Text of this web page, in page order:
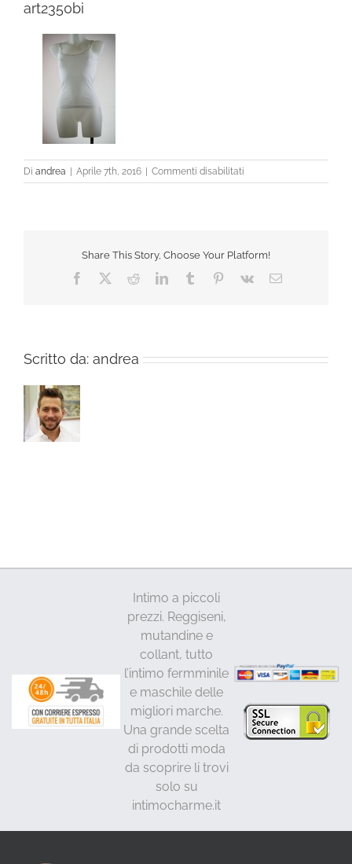
art2350bi
Di andrea Aprile 7th, 2016 Commenti disabilitati
art2350bi
Share This Story, Choose Your Platform!
Facebook RedditLinkedInTumblr Pinterest
Vk Email
Scritto da: andrea
Intimo a piccoli
prezzi. Reggiseni,
mutandine e
collant, tutto
l’intimo fermminile
e maschile delle
migliori marche.
Una grande scelta
di prodotti moda
da scoprire li trovi
solo su
intimocharme.it